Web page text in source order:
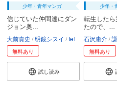
649 円 (税込)
あらすじを表示する
弱虫ペダル 98
649
少年・青年マンガ
信じていた仲間達にダン
ジョン奥...
大前貴史 明鏡シスイ tef
無料あり
試し読み
少年・
転生した
たので、...
石沢庸介
無料あり